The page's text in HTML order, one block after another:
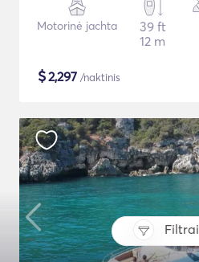
Filtrai
Motorinė jachta
39 ft
12 m
$2,297 /naktinis